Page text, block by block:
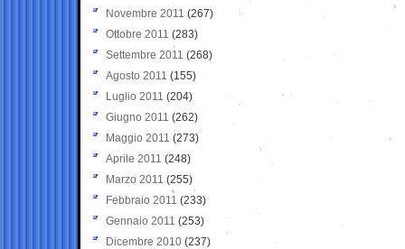
Novembre 2011 (267)
Ottobre 2011 (283)
Settembre 2011 (268)
Agosto 2011 (155)
Luglio 2011 (204)
Giugno 2011 (262)
Maggio 2011 (273)
Aprile 2011 (248)
Marzo 2011 (255)
Febbraio 2011 (233)
Gennaio 2011 (253)
Dicembre 2010 (237)